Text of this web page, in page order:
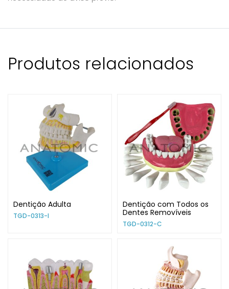
Produtos relacionados
Dentição Adulta
TGD-0313-I
Dentição com Todos os
Dentes Removíveis
TGD-0312-C